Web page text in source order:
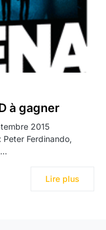
à gagner
2015
Peter Ferdinando,
Lire plus